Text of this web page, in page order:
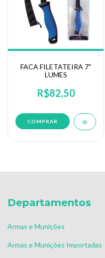
FACA FILETATEIRA 7"
LUMES
R$82,50
Departamentos
Armas e Munições
Armas e Munições Importadas